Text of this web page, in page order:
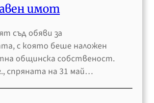
имот
съд обяви за
с която беше наложен
общинска собственост.
спряната на 31 май…